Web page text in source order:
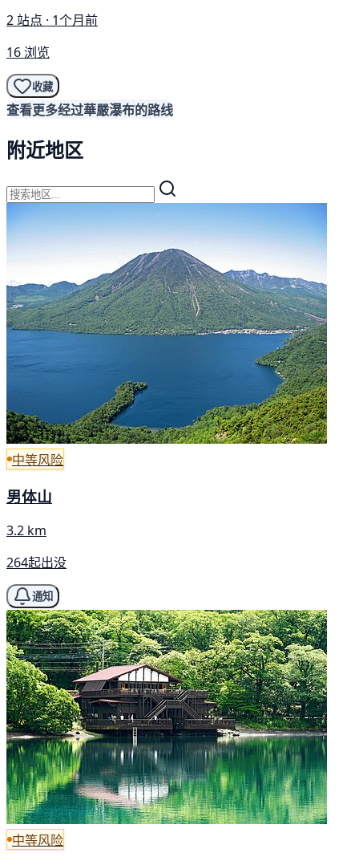
2 站点 · 1个月前
16 浏览
收藏
查看更多经过華嚴瀑布的路线
附近地区
中等风险
男体山
3.2 km
264起出没
通知
中等风险